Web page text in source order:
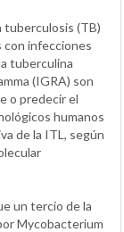
tuberculosis (TB)
con infecciones
tuberculina
(IGRA) son
o predecir el
humanos
de la ITL, según
un tercio de la
Mycobacterium